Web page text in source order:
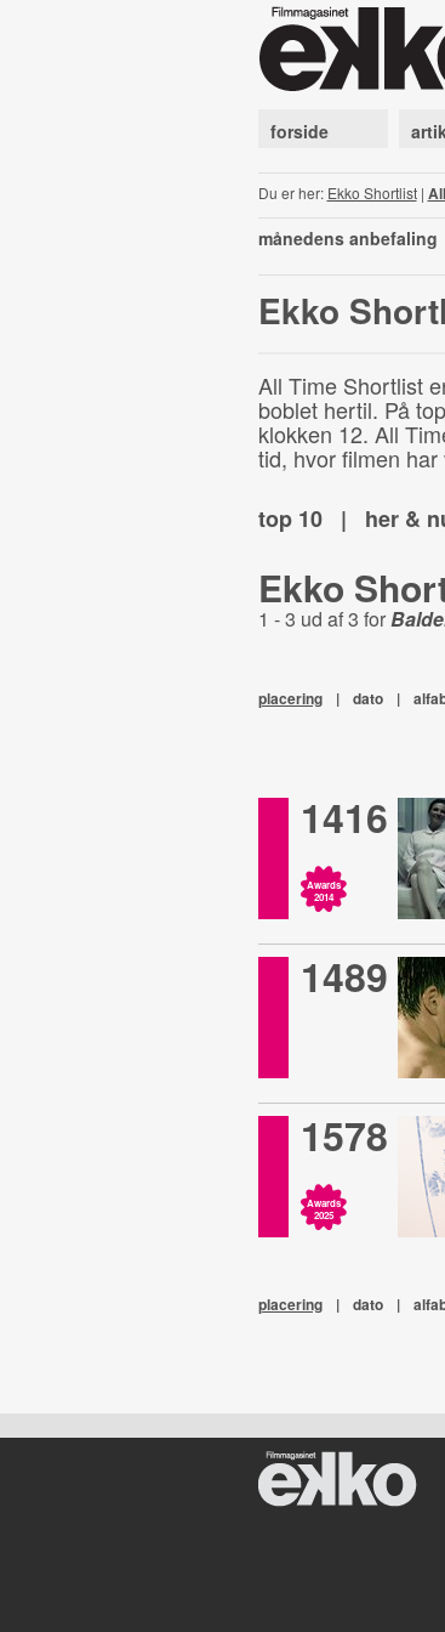
forside
Du er her: Ekko Shortlist|
månedens anbefaling
Ekko
All Time Shortlist
boblet hertil. På
klokken 12. All
tid, hvor filmen
top 10
| her &
Ekko
1 - 3 ud af 3 for
placering | dato |
1416
Awards
2014
1489
1578
Awards
2025
placering | dato |